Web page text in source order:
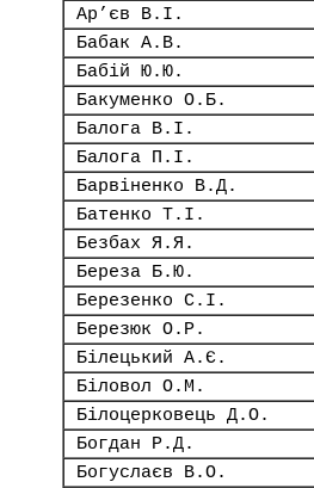
Ар’єв В.І.
Бабак А.В.
Бабій Ю.Ю.
Бакуменко О.Б.
Балога В.І.
Балога П.І.
Барвіненко В.Д.
Батенко Т.І.
Безбах Я.Я.
Береза Б.Ю.
Березенко С.І.
Березюк О.Р.
Білецький А.Є.
Біловол О.М.
Білоцерковець Д.О.
Богдан Р.Д.
Богуслаєв В.О.